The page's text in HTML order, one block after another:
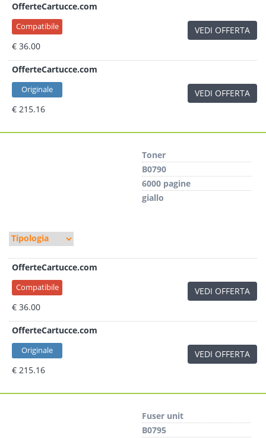
OfferteCartucce.com
Compatibile
€ 36.00
VEDI OFFERTA
OfferteCartucce.com
Originale
€ 215.16
VEDI OFFERTA
Toner
B0790
6000 pagine
giallo
OfferteCartucce.com
Compatibile
€ 36.00
VEDI OFFERTA
OfferteCartucce.com
Originale
€ 215.16
VEDI OFFERTA
Fuser unit
B0795